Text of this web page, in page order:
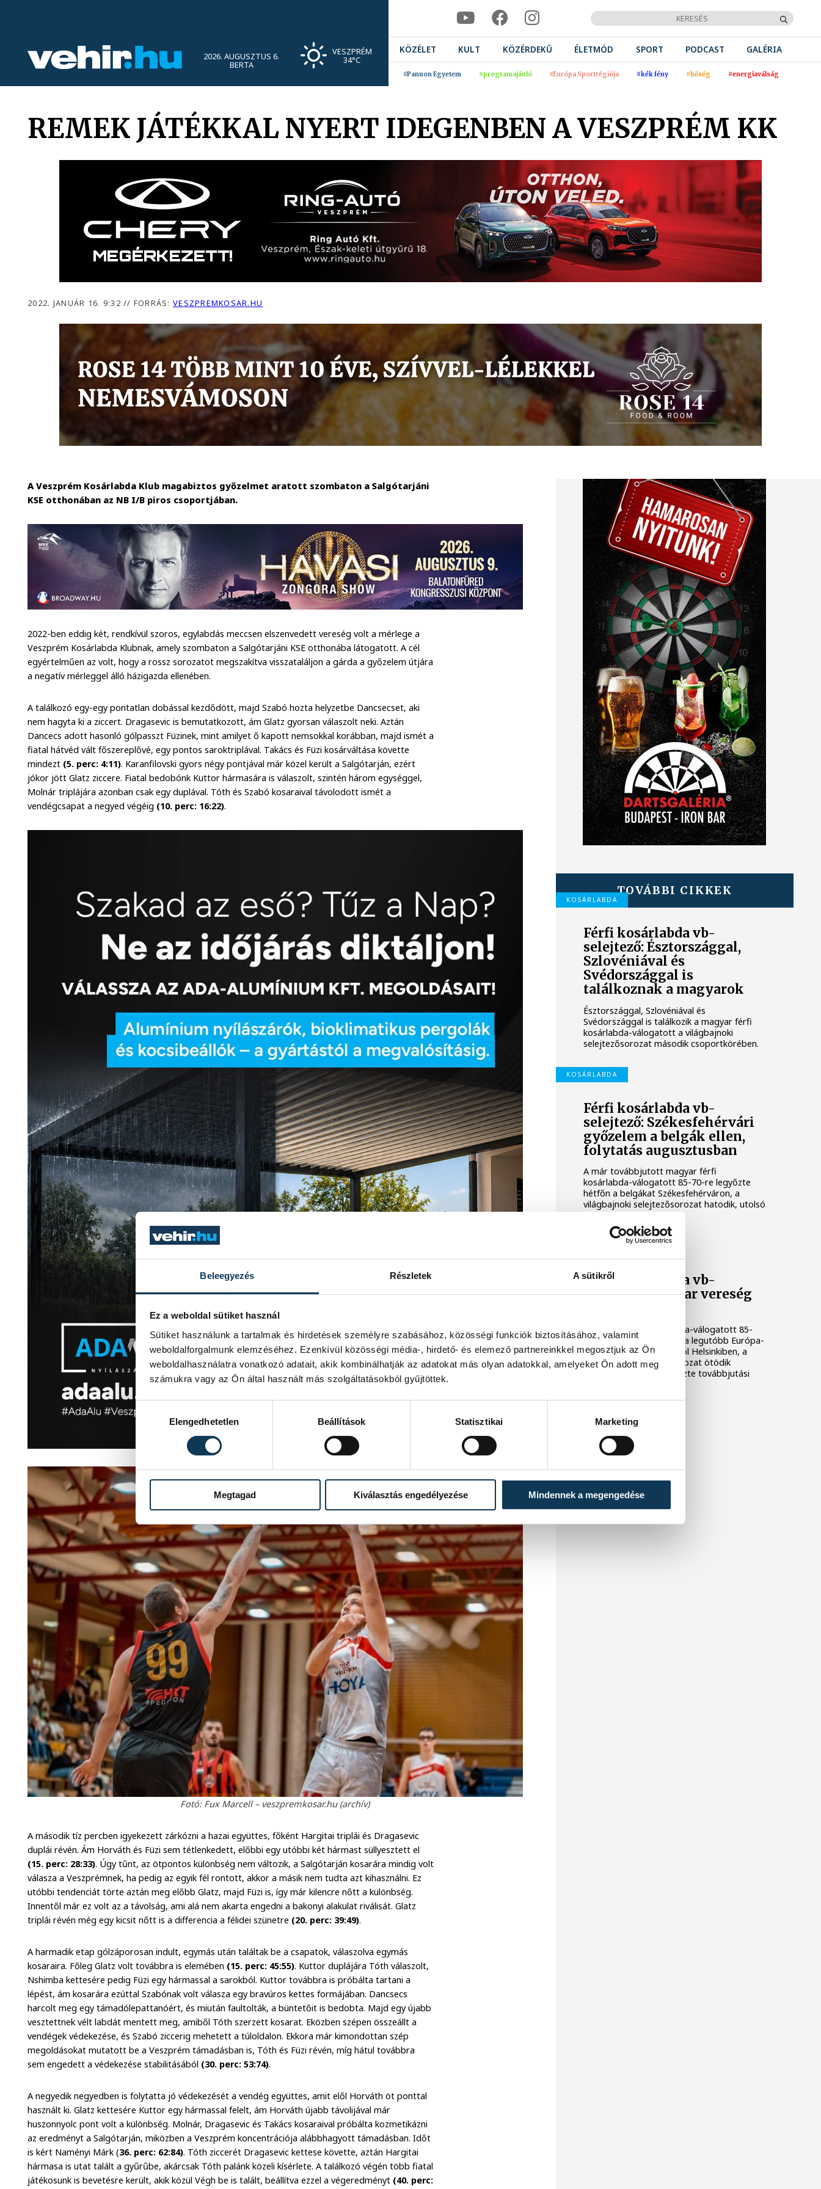
Beleegyezés Részletek A sütikről
Ez a weboldal sütiket használ
Sütiket használunk a tartalmak és hirdetések személyre szabásához, közösségi funkciók biztosításához, valamint
weboldalforgalmunk elemzéséhez. Ezenkívül közösségi média-, hirdető- és elemező partnereinkkel megosztjuk az Ön
weboldalhasználatra vonatkozó adatait, akik kombinálhatják az adatokat más olyan adatokkal, amelyeket Ön adott meg
számukra vagy az Ön által használt más szolgáltatásokból gyűjtöttek.
Elengedhetetlen
Beállítások Statisztikai Marketing
Megtagad Kiválasztás engedélyezése Mindennek a megengedése
2026. AUGUSZTUS 6.
BERTA
VESZPRÉM
34°C
KÖZÉLET KULT KÖZÉRDEKŰ ÉLETMÓD SPORT PODCAST GALÉRIA
#Pannon Egyetem #programajánló #Európa Sportrégiója #kék fény #hőség #energiaválság
REMEK JÁTÉKKAL NYERT IDEGENBEN A VESZPRÉM KK
2022. JANUÁR 16. 9:32// FORRÁS:VESZPREMKOSAR.HU
A Veszprém Kosárlabda Klub magabiztos győzelmet aratott szombaton a Salgótarjáni
KSE otthonában az NB I/B piros csoportjában.
2022-ben eddig két, rendkívül szoros, egylabdás meccsen elszenvedett vereség volt a mérlege a
Veszprém Kosárlabda Klubnak, amely szombaton a Salgótarjáni KSE otthonába látogatott. A cél
egyértelműen az volt, hogy a rossz sorozatot megszakítva visszataláljon a gárda a győzelem útjára
a negatív mérleggel álló házigazda ellenében.
A találkozó egy-egy pontatlan dobással kezdődött, majd Szabó hozta helyzetbe Dancsecset, aki
nem hagyta ki a ziccert. Dragasevic is bemutatkozott, ám Glatz gyorsan válaszolt neki. Aztán
Dancecs adott hasonló gólpasszt Füzinek, mint amilyet ő kapott nemsokkal korábban, majd ismét a
fiatal hátvéd vált főszereplővé, egy pontos saroktriplával. Takács és Füzi kosárváltása követte
mindezt (5. perc: 4:11). Karanfilovski gyors négy pontjával már közel került a Salgótarján, ezért
jókor jött Glatz ziccere. Fiatal bedobónk Kuttor hármasára is válaszolt, szintén három egységgel,
Molnár triplájára azonban csak egy duplával. Tóth és Szabó kosaraival távolodott ismét a
vendégcsapat a negyed végéig (10. perc: 16:22).
Fotó: Fux Marcell – veszpremkosar.hu (archív)
A második tíz percben igyekezett zárkózni a hazai együttes, főként Hargitai triplái és Dragasevic
duplái révén. Ám Horváth és Füzi sem tétlenkedett, előbbi egy utóbbi két hármast süllyesztett el
(15. perc: 28:33). Úgy tűnt, az ötpontos különbség nem változik, a Salgótarján kosarára mindig volt
válasza a Veszprémnek, ha pedig az egyik fél rontott, akkor a másik nem tudta azt kihasználni. Ez
utóbbi tendenciát törte aztán meg előbb Glatz, majd Füzi is, így már kilencre nőtt a különbség.
Innentől már ez volt az a távolság, ami alá nem akarta engedni a bakonyi alakulat riválisát. Glatz
triplái révén még egy kicsit nőtt is a differencia a félidei szünetre (20. perc: 39:49).
A harmadik etap gólzáporosan indult, egymás után találtak be a csapatok, válaszolva egymás
kosaraira. Főleg Glatz volt továbbra is elemében (15. perc: 45:55). Kuttor duplájára Tóth válaszolt,
Nshimba kettesére pedig Füzi egy hármassal a sarokból. Kuttor továbbra is próbálta tartani a
lépést, ám kosarára ezúttal Szabónak volt válasza egy bravúros kettes formájában. Dancsecs
harcolt meg egy támadólepattanóért, és miután faultolták, a büntetőit is bedobta. Majd egy újabb
vesztettnek vélt labdát mentett meg, amiből Tóth szerzett kosarat. Eközben szépen összeállt a
vendégek védekezése, és Szabó ziccerig mehetett a túloldalon. Ekkora már kimondottan szép
megoldásokat mutatott be a Veszprém támadásban is, Tóth és Füzi révén, míg hátul továbbra
sem engedett a védekezése stabilitásából (30. perc: 53:74).
A negyedik negyedben is folytatta jó védekezését a vendég együttes, amit elől Horváth öt ponttal
használt ki. Glatz kettesére Kuttor egy hármassal felelt, ám Horváth újabb távolijával már
huszonnyolc pont volt a különbség. Molnár, Dragasevic és Takács kosaraival próbálta kozmetikázni
az eredményt a Salgótarján, miközben a Veszprém koncentrációja alábbhagyott támadásban. Időt
is kért Naményi Márk (36. perc: 62:84). Tóth ziccerét Dragasevic kettese követte, aztán Hargitai
hármasa is utat talált a gyűrűbe, akárcsak Tóth palánk közeli kísérlete. A találkozó végén több fiatal
játékosunk is bevetésre került, akik közül Végh be is talált, beállítva ezzel a végeredményt (40. perc:
TOVÁBBI CIKKEK
KOSÁRLABDA
Férfi kosárlabda vb-
selejtező: Észtországgal,
Szlovéniával és
Svédországgal is
találkoznak a magyarok
Észtországgal, Szlovéniával és
Svédországgal is találkozik a magyar férfi
kosárlabda-válogatott a világbajnoki
selejtezősorozat második csoportkörében.
KOSÁRLABDA
Férfi kosárlabda vb-
selejtező: Székesfehérvári
győzelem a belgák ellen,
folytatás augusztusban
A már továbbjutott magyar férfi
kosárlabda-válogatott 85-70-re legyőzte
hétfőn a belgákat Székesfehérváron, a
világbajnoki selejtezősorozat hatodik, utolsó
Férfi kosárlabda vb-
selejtező: magyar vereség
A magyar férfi kosárlabda-válogatott 85-
77-re kikapott pénteken a legutóbb Európa-
bajnoki negyedik finnektől Helsinkiben, a
világbajnoki selejtezősorozat ötödik
fordulójában, de megőrizte továbbjutási